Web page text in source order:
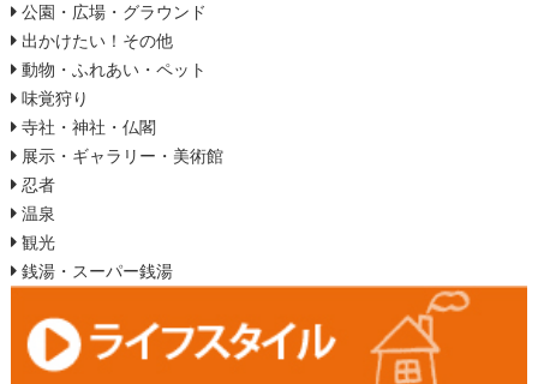
公園・広場・グラウンド
出かけたい！その他
動物・ふれあい・ペット
味覚狩り
寺社・神社・仏閣
展示・ギャラリー・美術館
忍者
温泉
観光
銭湯・スーパー銭湯